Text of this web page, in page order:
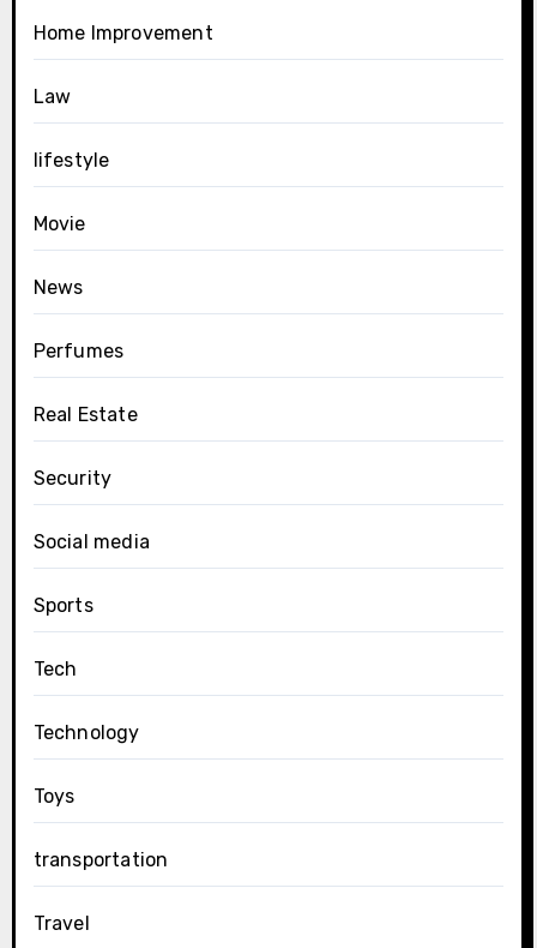
Home Improvement
Law
lifestyle
Movie
News
Perfumes
Real Estate
Security
Social media
Sports
Tech
Technology
Toys
transportation
Travel